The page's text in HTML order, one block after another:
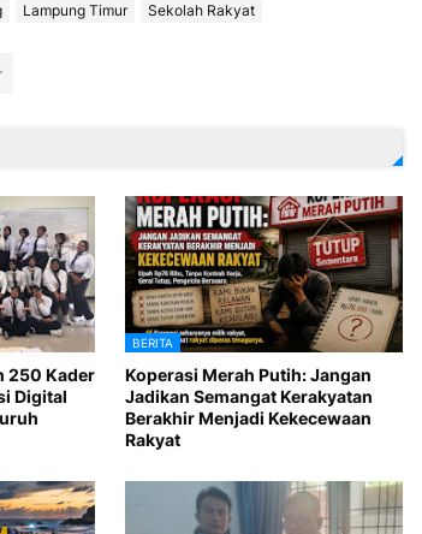
Lampung Timur Sekolah Rakyat
250 Kader
Digital
BERITA
Koperasi Merah Putih: Jangan
Jadikan Semangat Kerakyatan
Berakhir Menjadi Kekecewaan
Rakyat